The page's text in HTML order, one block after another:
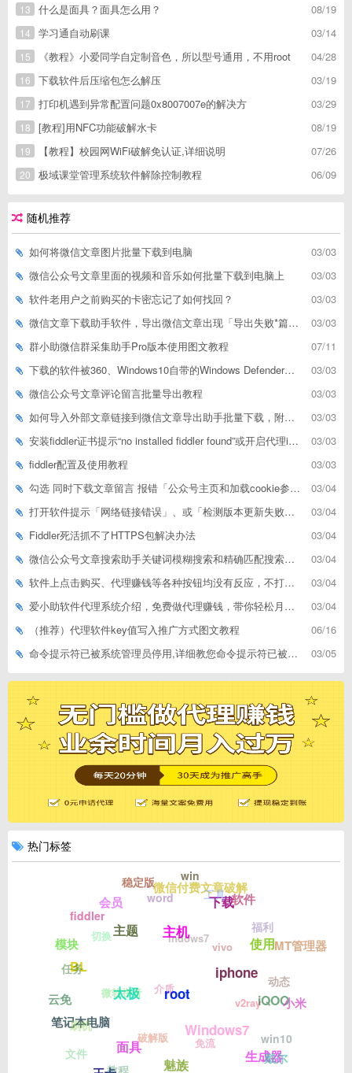
08/19
13
什么是面具？面具怎么用？
03/14
14
学习通自动刷课
04/28
15
《教程》小爱同学自定制音色，所以型号通用，不用root
03/19
16
下载软件后压缩包怎么解压
03/29
17
打印机遇到异常配置问题0x8007007e的解决方
08/19
18
[教程]用NFC功能破解水卡
07/26
19
【教程】校园网WiFi破解免认证,详细说明
06/09
20 极域课堂管理系统软件解除控制教程
随机推荐
03/03
如何将微信文章图片批量下载到电脑
03/03
微信公众号文章里面的视频和音乐如何批量下载到电脑上
03/03
软件老用户之前购买的卡密忘记了如何找回？
03/03
微信文章下载助手软件，导出微信文章出现「导出失败*篇」如何解决
07/11
群小助微信群采集助手Pro版本使用图文教程
03/03
下载的软件被360、Windows10自带的Windows Defender、腾讯管家等杀毒软件误删了怎么解决
03/03
微信公众号文章评论留言批量导出教程
03/03
如何导入外部文章链接到微信文章导出助手批量下载，附上3种方式
03/03
安装fiddler证书提示“no installed fiddler found”或开启代理ip失败
03/03
fiddler配置及使用教程
03/04
勾选 同时下载文章留言 报错「公众号主页和加载cookie参数不能为空」
03/04
打开软件提示「网络链接错误」、或「检测版本更新失败」等网络问题解决方案
03/04
Fiddler死活抓不了HTTPS包解决办法
03/04
微信公众号文章搜索助手关键词模糊搜索和精确匹配搜索的区别
03/04
软件上点击购买、代理赚钱等各种按钮均没有反应，不打开相应网址怎么解决
03/04
爱小助软件代理系统介绍，免费做代理赚钱，带你轻松月收入过万
06/16
（推荐）代理软件key值写入推广方式图文教程
03/05
命令提示符已被系统管理员停用,详细教您命令提示符已被系统管理员停用怎么办
热门标签
root
太极
面具
魅族
Windows7
iphone
主机
主题
BL
笔记本电脑
生成器
iQOO
使用
下载
微信付费文章破解
会员
模块
云免
文件 戴尔
小米
MT管理器
软件
win
稳定版
fiddler
任务
刷机
教程
win10
动态
福利
工具
word
切换
微软拼音
破解版 免流
v2ray
vivo
indows7
介质